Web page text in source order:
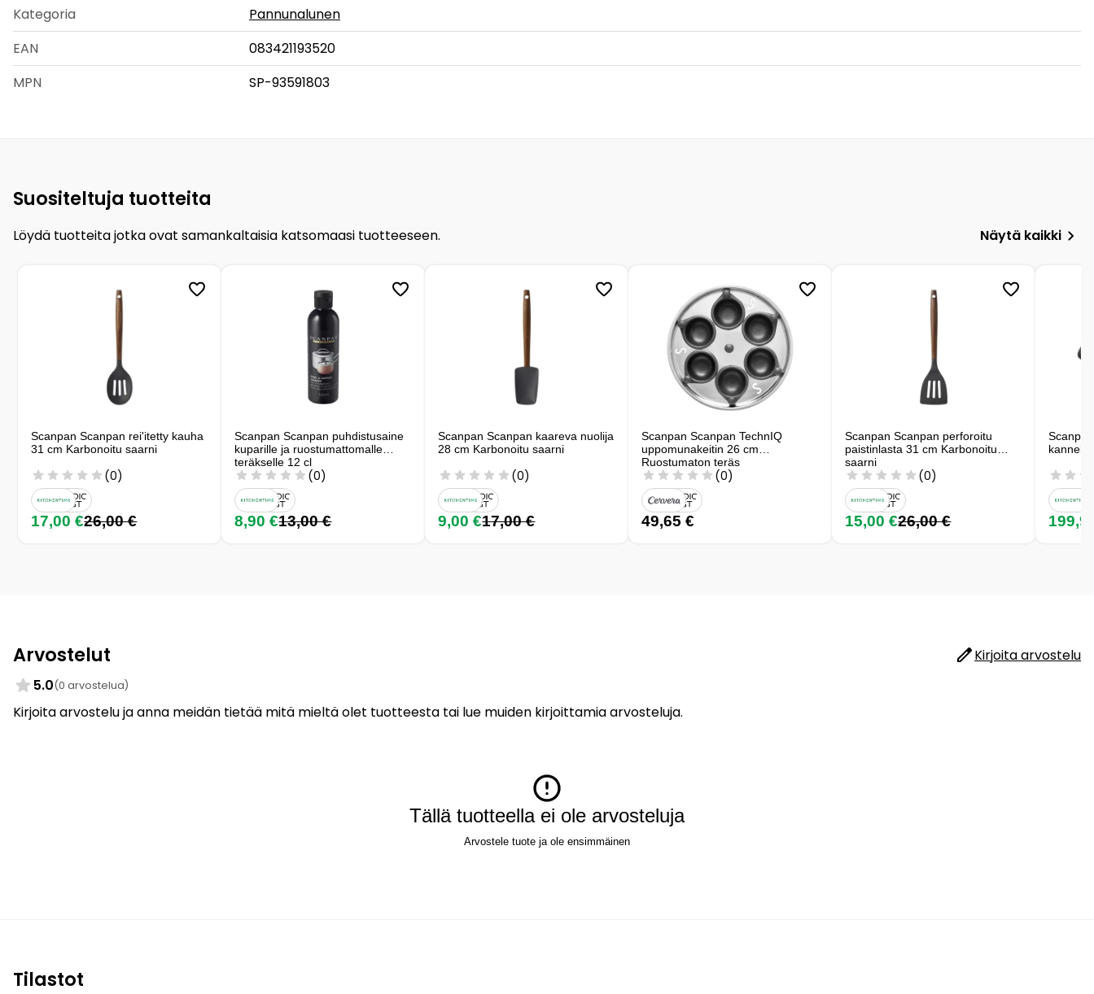
Kategoria
Pannunalunen
EAN
083421193520
MPN
SP-93591803
Suositeltuja tuotteita
Löydä tuotteita jotka ovat samankaltaisia katsomaasi tuotteeseen. Näytä kaikki
Scanpan Scanpan rei'itetty kauha
31 cm Karbonoitu saarni
(0)
17,00 €26,00 €
Scanpan Scanpan puhdistusaine
kuparille ja ruostumattomalle
teräkselle 12 cl
(0)
8,90 €13,00 €
Scanpan Scanpan kaareva nuolija
28 cm Karbonoitu saarni
(0)
9,00 €17,00 €
Scanpan Scanpan TechnIQ
uppomunakeitin 26 cm
Ruostumaton teräs
(0)
49,65 €
Scanpan Scanpan perforoitu
paistinlasta 31 cm Karbonoitu
saarni
(0)
15,00 €26,00 €
Arvostelut
Kirjoita arvostelu
5.0(0 arvostelua)
Kirjoita arvostelu ja anna meidän tietää mitä mieltä olet tuotteesta tai lue muiden kirjoittamia arvosteluja.
Tällä tuotteella ei ole arvosteluja
Arvostele tuote ja ole ensimmäinen
Tilastot